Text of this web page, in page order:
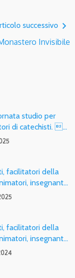
successivo navigate_next
Invisibile
studio per
di catechisti. …
facilitatori della
insegnant…
facilitatori della
insegnant…